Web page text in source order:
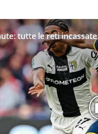
tutte le reti